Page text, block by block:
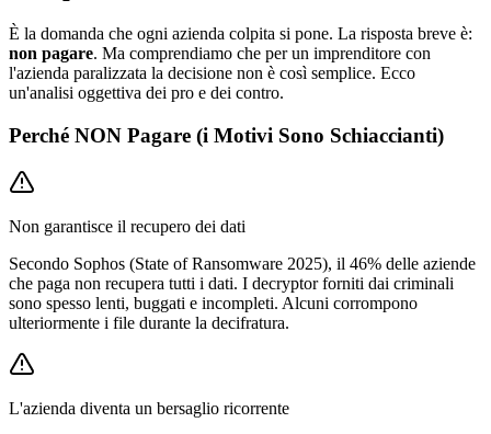
È la domanda che ogni azienda colpita si pone. La risposta breve è:
non pagare. Ma comprendiamo che per un imprenditore con
l'azienda paralizzata la decisione non è così semplice. Ecco
un'analisi oggettiva dei pro e dei contro.
Perché NON Pagare (i Motivi Sono Schiaccianti)
Non garantisce il recupero dei dati
Secondo Sophos (State of Ransomware 2025), il 46% delle aziende
che paga non recupera tutti i dati. I decryptor forniti dai criminali
sono spesso lenti, buggati e incompleti. Alcuni corrompono
ulteriormente i file durante la decifratura.
L'azienda diventa un bersaglio ricorrente